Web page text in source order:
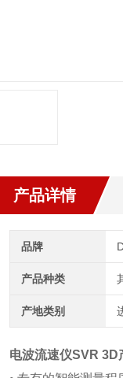
产品详情
品牌
产品种类
产地类别
电波流速仪SVR 3D